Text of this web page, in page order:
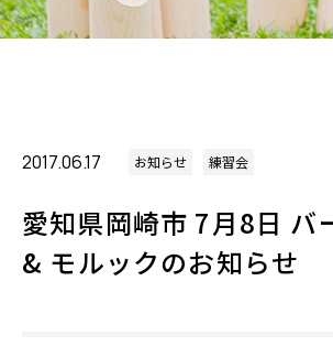
2017.06.17 お知らせ 練習会
愛知県岡崎市 7月8日 バ
& モルックのお知らせ